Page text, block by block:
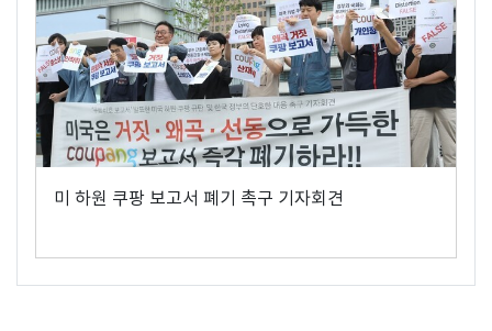
미 하원 쿠팡 보고서 폐기 촉구 기자회견